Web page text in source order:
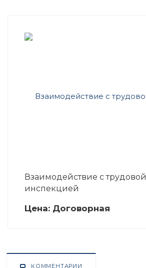
Взаимодействие с трудовой
инспекцией
Цена: Договорная
КОММЕНТАРИИ